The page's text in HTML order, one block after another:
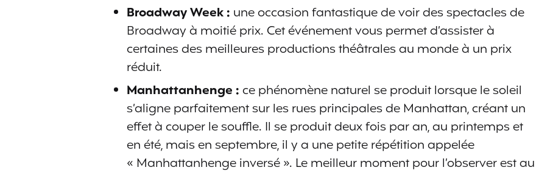
Broadway Week : une occasion fantastique de voir des spectacles de
Broadway à moitié prix. Cet événement vous permet d’assister à
certaines des meilleures productions théâtrales au monde à un prix
réduit.
Manhattanhenge : ce phénomène naturel se produit lorsque le soleil
s’aligne parfaitement sur les rues principales de Manhattan, créant un
effet à couper le souffle. Il se produit deux fois par an, au printemps et
en été, mais en septembre, il y a une petite répétition appelée
« Manhattanhenge inversé ». Le meilleur moment pour l’observer est au